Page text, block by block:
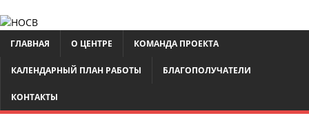
ГЛАВНАЯ О ЦЕНТРЕ КОМАНДА ПРОЕКТА
КАЛЕНДАРНЫЙ ПЛАН РАБОТЫ БЛАГОПОЛУЧАТЕЛИ
КОНТАКТЫ